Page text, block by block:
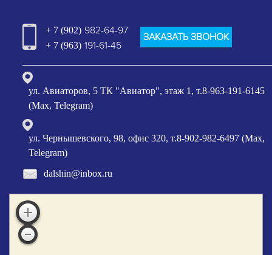
+ 7 (902) 982-64-97
+ 7 (963) 191-61-45
ЗАКАЗАТЬ ЗВОНОК
ул. Авиаторов, 5 ТК "Авиатор", этаж 1, т.8-963-191-6145
(Max, Telegram)
ул. Чернышевского, 98, офис 320, т.8-902-982-6497 (Max,
Telegram)
dalshin@inbox.ru